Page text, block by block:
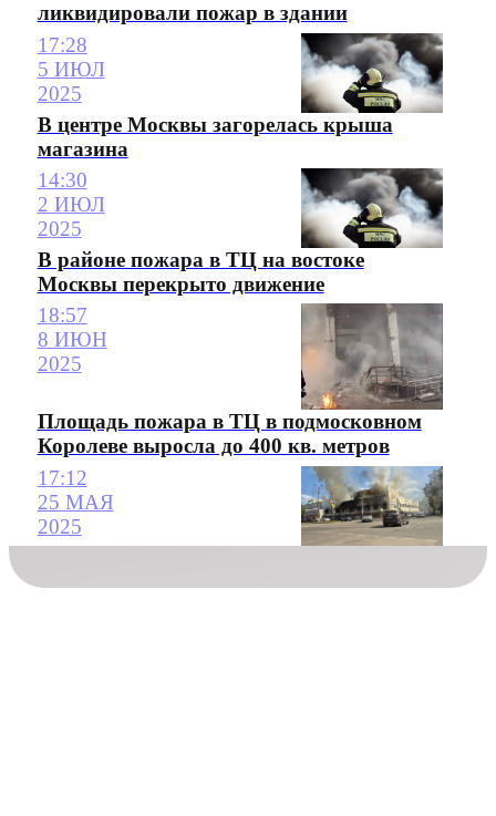
ликвидировали пожар в здании
17:28
5 ИЮЛ
2025
В центре Москвы загорелась крыша
магазина
14:30
2 ИЮЛ
2025
В районе пожара в ТЦ на востоке
Москвы перекрыто движение
18:57
8 ИЮН
2025
Площадь пожара в ТЦ в подмосковном
Королеве выросла до 400 кв. метров
17:12
25 МАЯ
2025